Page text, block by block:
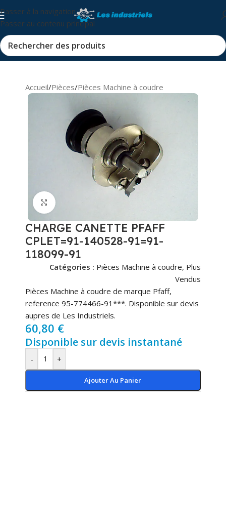
Passer à la navigation
Passer au contenu principal
Accueil/Pièces/Pièces Machine à coudre
Cliquez pour agrandir
CHARGE CANETTE PFAFF
CPLET=91-140528-91=91-
118099-91
Catégories : Pièces Machine à coudre, Plus
Vendus
Pièces Machine à coudre de marque Pfaff,
reference 95-774466-91***. Disponible sur devis
aupres de Les Industriels.
60,80 €
Disponible sur devis instantané
- +
Ajouter Au Panier